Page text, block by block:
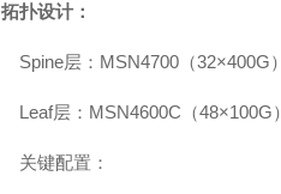
拓扑设计：
Spine层：MSN4700（32×400G）
Leaf层：MSN4600C（48×100G）
关键配置：